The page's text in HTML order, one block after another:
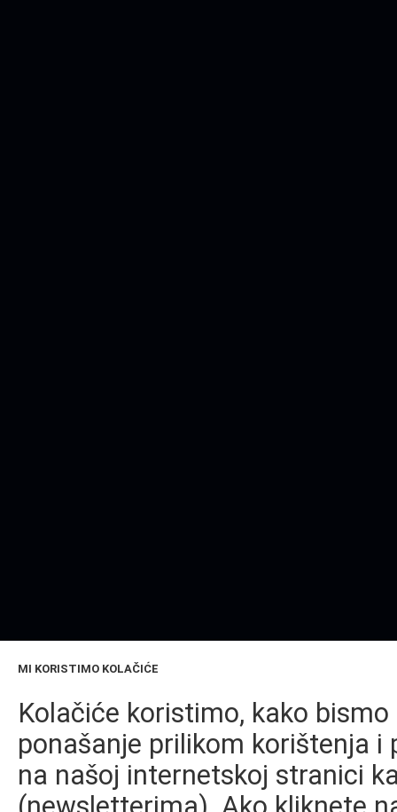
MI KORISTIMO KOLAČIĆE
Kolačiće koristimo, kako
ponašanje prilikom korištenja
na našoj internetskoj stranici